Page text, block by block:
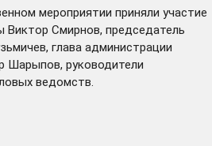
мероприятии приняли участие
Смирнов, председатель
глава администрации
Шарыпов, руководители
ведомств.